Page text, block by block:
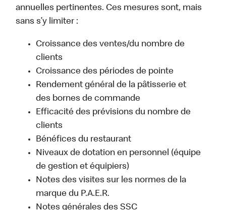
annuelles pertinentes. Ces mesures sont, mais
sans s’y limiter :
Croissance des ventes/du nombre de
clients
Croissance des périodes de pointe
Rendement général de la pâtisserie et
des bornes de commande
Efficacité des prévisions du nombre de
clients
Bénéfices du restaurant
Niveaux de dotation en personnel (équipe
de gestion et équipiers)
Notes des visites sur les normes de la
marque du P.A.E.R.
Notes générales des SSC